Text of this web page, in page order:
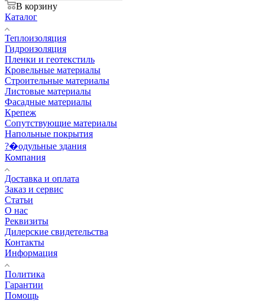
В корзину
Каталог
Теплоизоляция
Гидроизоляция
Пленки и геотекстиль
Кровельные материалы
Строительные материалы
Листовые материалы
Фасадные материалы
Крепеж
Сопутствующие материалы
Напольные покрытия
?�одульные здания
Компания
Доставка и оплата
Заказ и сервис
Статьи
О нас
Реквизиты
Дилерские свидетельства
Контакты
Информация
Политика
Гарантии
Помощь